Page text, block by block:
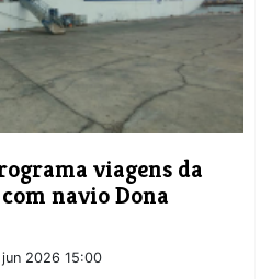
viagens da
navio Dona
jun 2026 15:00